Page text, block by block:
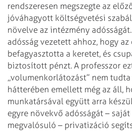
rendszeresen megszegte az
jóváhagyott költségvetési
növelve az intézmény
adósság vezetett ahhoz, hogy
befagyasztotta a keretet, és
biztosított pénzt. A professzor
„volumenkorlátozást” nem
hátterében emellett még az áll,
munkatársával együtt arra
egyre növekvő adósságát – saját
megvalósuló – privatizáció